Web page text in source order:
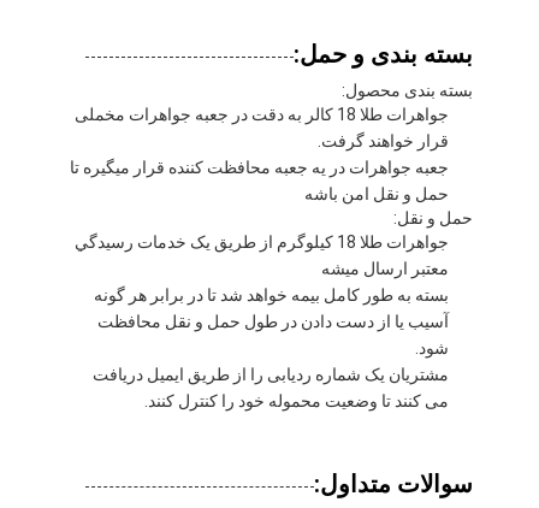
بسته بندی و حمل:
بسته بندی محصول:
جواهرات طلا 18 کالر به دقت در جعبه جواهرات مخملی
قرار خواهند گرفت.
جعبه جواهرات در يه جعبه محافظت کننده قرار ميگيره تا
حمل و نقل امن باشه
حمل و نقل:
جواهرات طلا 18 کيلوگرم از طريق يک خدمات رسيدگي
معتبر ارسال ميشه
بسته به طور کامل بیمه خواهد شد تا در برابر هر گونه
آسیب یا از دست دادن در طول حمل و نقل محافظت
شود.
مشتریان یک شماره ردیابی را از طریق ایمیل دریافت
می کنند تا وضعیت محموله خود را کنترل کنند.
سوالات متداول: